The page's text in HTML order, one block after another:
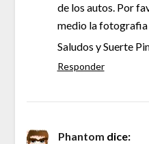
de los autos. Por
medio la fotografia
Saludos y Suerte
Responder
Phantom dice: